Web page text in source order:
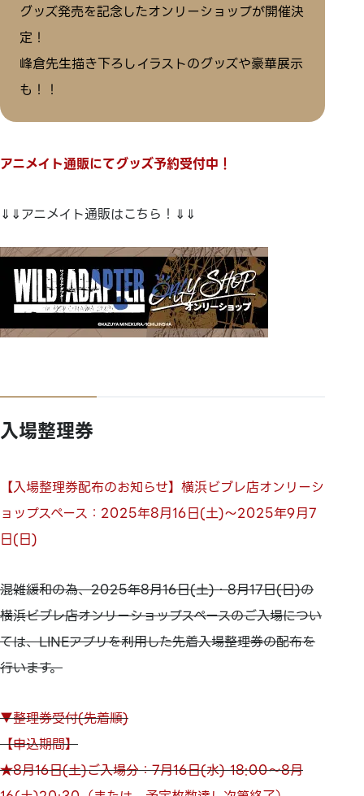
グッズ発売を記念したオンリーショップが開催決
定！
峰倉先生描き下ろしイラストのグッズや豪華展示
も！！
アニメイト通販にてグッズ予約受付中！
⇓⇓アニメイト通販はこちら！⇓⇓
入場整理券
【入場整理券配布のお知らせ】横浜ビブレ店オンリーシ
ョップスペース：2025年8月16日(土)～2025年9月7
日(日)
混雑緩和の為、2025年8月16日(土)・8月17日(日)の
横浜ビブレ店オンリーショップスペースのご入場につい
ては、LINEアプリを利用した先着入場整理券の配布を
行います。
▼整理券受付(先着順)
【申込期間】
★8月16日(土)ご入場分：7月16日(水) 18:00～8月